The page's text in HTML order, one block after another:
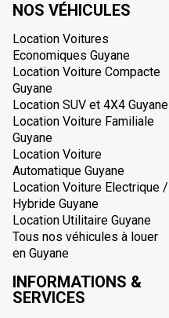
NOS VÉHICULES
Location Voitures
Economiques Guyane
Location Voiture Compacte
Guyane
Location SUV et 4X4 Guyane
Location Voiture Familiale
Guyane
Location Voiture
Automatique Guyane
Location Voiture Electrique /
Hybride Guyane
Location Utilitaire Guyane
Tous nos véhicules à louer
en Guyane
INFORMATIONS &
SERVICES